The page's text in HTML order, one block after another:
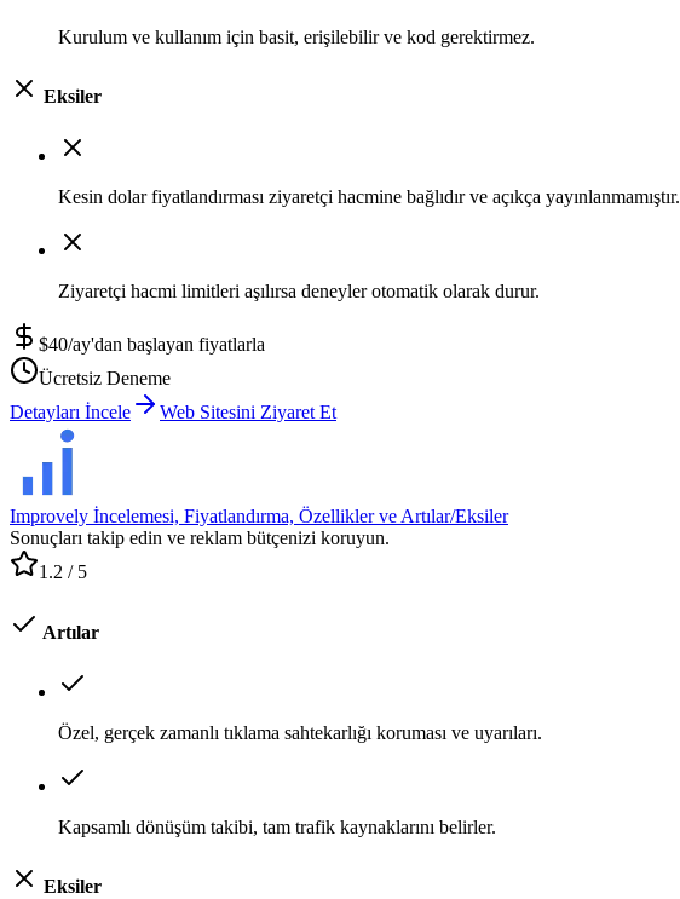
Kurulum ve kullanım için basit, erişilebilir ve kod gerektirmez.
Eksiler
Kesin dolar fiyatlandırması ziyaretçi hacmine bağlıdır ve açıkça yayınlanmamıştır.
Ziyaretçi hacmi limitleri aşılırsa deneyler otomatik olarak durur.
$40/ay'dan başlayan fiyatlarla
Ücretsiz Deneme
Detayları İncele
Web Sitesini Ziyaret Et
Improvely İncelemesi, Fiyatlandırma, Özellikler ve Artılar/Eksiler
Sonuçları takip edin ve reklam bütçenizi koruyun.
1.2 / 5
Artılar
Özel, gerçek zamanlı tıklama sahtekarlığı koruması ve uyarıları.
Kapsamlı dönüşüm takibi, tam trafik kaynaklarını belirler.
Eksiler